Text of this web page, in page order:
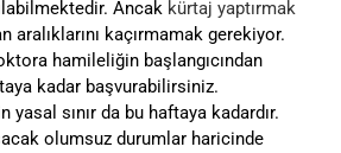
Ancak kürtaj yaptırmak
aralıklarını kaçırmamak gerekiyor.
hamileliğin başlangıcından
kadar başvurabilirsiniz.
sınır da bu haftaya kadardır.
olumsuz durumlar haricinde